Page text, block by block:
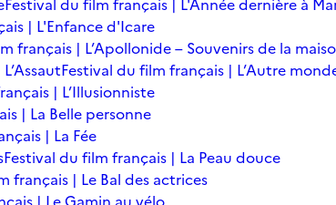
Festival du film français | L'Année dernière à
| L'Enfance d'Icare
français | L’Apollonide – Souvenirs de la
Festival du film français | L’Autre
| L’Illusionniste
| La Belle personne
| La Fée
Festival du film français | La Peau douce
français | Le Bal des actrices